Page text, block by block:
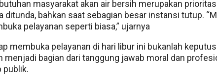
masyarakat akan air bersih merupakan prioritas
ditunda, bahkan saat sebagian besar instansi tutup.
pelayanan seperti biasa,” ujarnya
membuka pelayanan di hari libur ini bukanlah
menjadi bagian dari tanggung jawab moral dan
publik.